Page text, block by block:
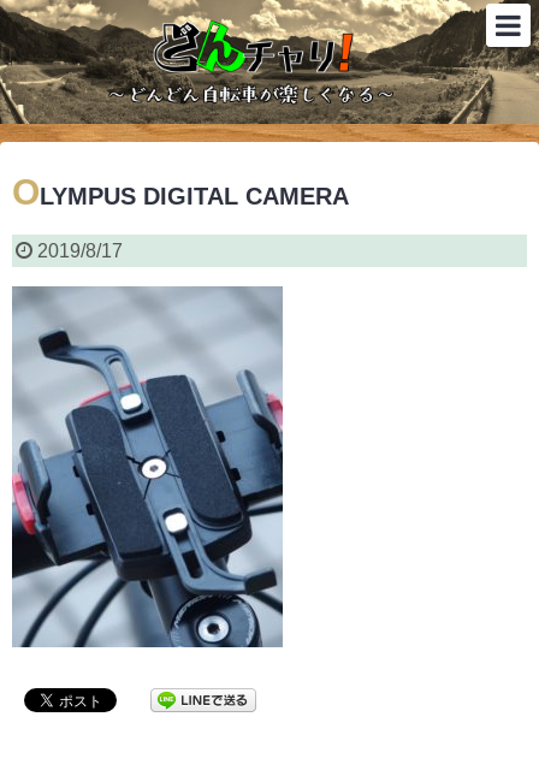
OLYMPUS DIGITAL CAMERA
2019/8/17